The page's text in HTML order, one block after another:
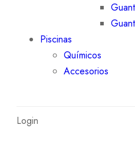
Piscinas
Químicos
Accesorios
Login